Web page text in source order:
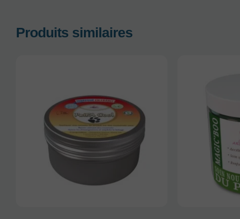
Produits similaires